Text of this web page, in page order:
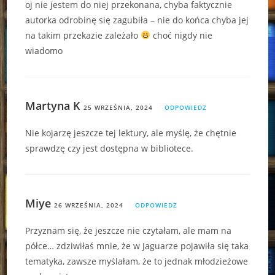
oj nie jestem do niej przekonana, chyba faktycznie
autorka odrobinę się zagubiła – nie do końca chyba jej
na takim przekazie zależało
choć nigdy nie
wiadomo
Martyna K 25 WRZEŚNIA, 2024 ODPOWIEDZ
Nie kojarzę jeszcze tej lektury, ale myślę, że chętnie
sprawdzę czy jest dostępna w bibliotece.
Miye 26 WRZEŚNIA, 2024 ODPOWIEDZ
Przyznam się, że jeszcze nie czytałam, ale mam na
półce… zdziwiłaś mnie, że w Jaguarze pojawiła się taka
tematyka, zawsze myślałam, że to jednak młodzieżowe